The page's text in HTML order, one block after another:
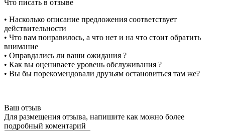
Что писать в отзыве
• Насколько описание предложения соответствует
действительности
• Что вам понравилось, а что нет и на что стоит обратить
внимание
• Оправдались ли ваши ожидания ?
• Как вы оцениваете уровень обслуживания ?
• Вы бы порекомендовали друзьям остановиться там же?
Ваш отзыв
Для размещения отзыва, напишите как можно более
подробный коментарий